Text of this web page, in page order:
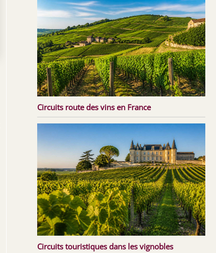
Circuits route des vins en France
Circuits touristiques dans les vignobles